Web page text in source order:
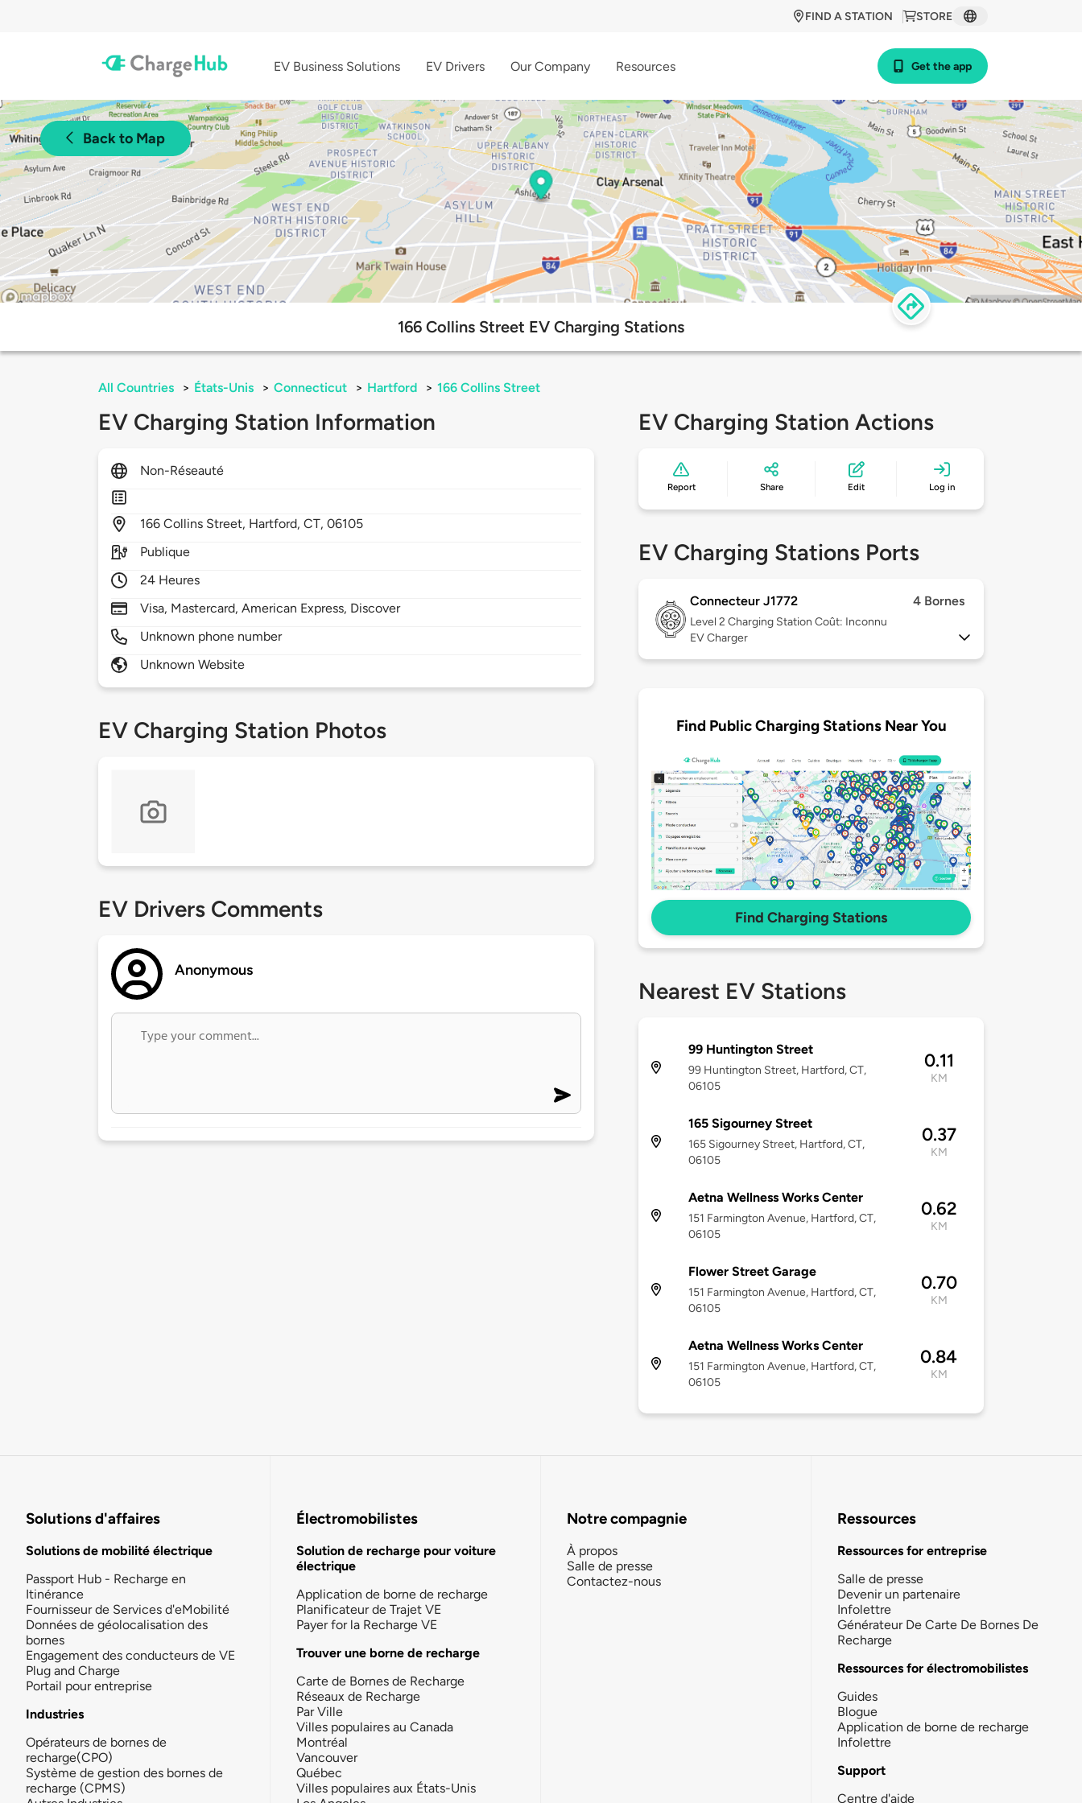
STORE
FIND A STATION
EV Business Solutions EV Drivers Our Company Resources Get the app
Back to Map
166 Collins Street EV Charging Stations
All Countries > États-Unis > Connecticut > Hartford > 166 Collins Street
EV Charging Station Information
Non-Réseauté
166Collins Street, Hartford,CT,06105
Publique
24 Heures
Visa, Mastercard, American Express, Discover
Unknown phone number
Unknown Website
EV Charging Station Photos
EV Drivers Comments
Anonymous
EV Charging Station Actions
Report Share Edit Log in
EV Charging Stations Ports
Connecteur J1772 4 Bornes
Level 2 Charging Station Coût: Inconnu
EV Charger
Find Public Charging Stations Near You
Find Charging Stations
Nearest EV Stations
99 Huntington Street
99 Huntington Street, Hartford, CT,
06105
0.11
KM
165 Sigourney Street
165 Sigourney Street, Hartford, CT,
06105
0.37
KM
Aetna Wellness Works Center
151 Farmington Avenue, Hartford, CT,
06105
0.62
KM
Flower Street Garage
151 Farmington Avenue, Hartford, CT,
06105
0.70
KM
Aetna Wellness Works Center
151 Farmington Avenue, Hartford, CT,
06105
0.84
KM
Solutions d'affaires
Solutions de mobilité électrique
Passport Hub - Recharge en
Itinérance
Fournisseur de Services d'eMobilité
Données de géolocalisation des
bornes
Engagement des conducteurs de VE
Plug and Charge
Portail pour entreprise
Industries
Opérateurs de bornes de
recharge(CPO)
Système de gestion des bornes de
recharge (CPMS)
Électromobilistes
Solution de recharge pour voiture
électrique
Application de borne de recharge
Planificateur de Trajet VE
Payer for la Recharge VE
Trouver une borne de recharge
Carte de Bornes de Recharge
Réseaux de Recharge
Par Ville
Villes populaires au Canada
Montréal
Vancouver
Québec
Villes populaires aux États-Unis
Notre compagnie
À propos
Salle de presse
Contactez-nous
Ressources
Ressources for entreprise
Salle de presse
Devenir un partenaire
Infolettre
Générateur De Carte De Bornes De
Recharge
Ressources for électromobilistes
Guides
Blogue
Application de borne de recharge
Infolettre
Support
Centre d'aide